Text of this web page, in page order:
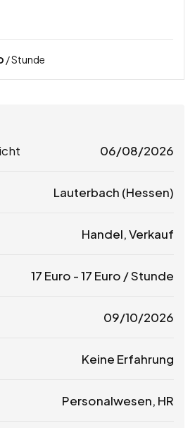
/ Stunde
06/08/2026
Lauterbach (Hessen)
Handel, Verkauf
17 Euro -17 Euro / Stunde
09/10/2026
Keine Erfahrung
Personalwesen, HR